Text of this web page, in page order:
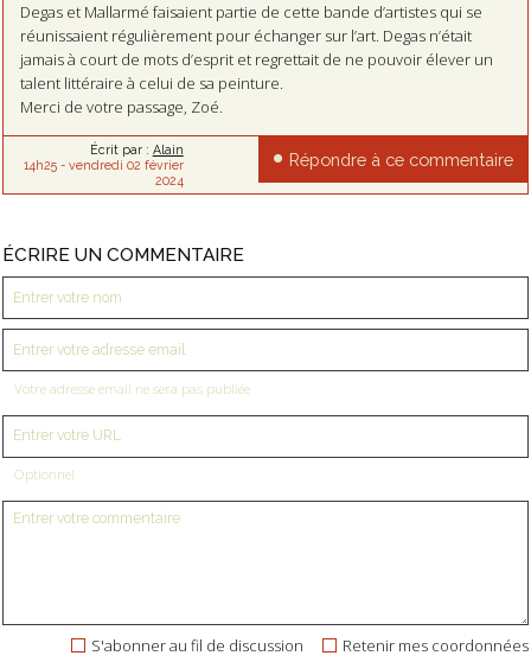
Degas et Mallarmé faisaient partie de cette bande d’artistes qui se
réunissaient régulièrement pour échanger sur l’art. Degas n’était
jamais à court de mots d’esprit et regrettait de ne pouvoir élever un
talent littéraire à celui de sa peinture.
Merci de votre passage, Zoé.
Écrit par : Alain
14h25- vendredi 02 février
2024
Répondre à ce commentaire
ÉCRIRE UN COMMENTAIRE
Votre adresse email ne sera pas publiée
Optionnel
Retenir mes coordonnées
S'abonner au fil de discussion